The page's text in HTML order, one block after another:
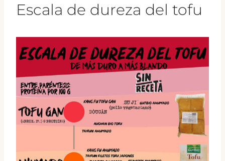
Escala de dureza del tofu